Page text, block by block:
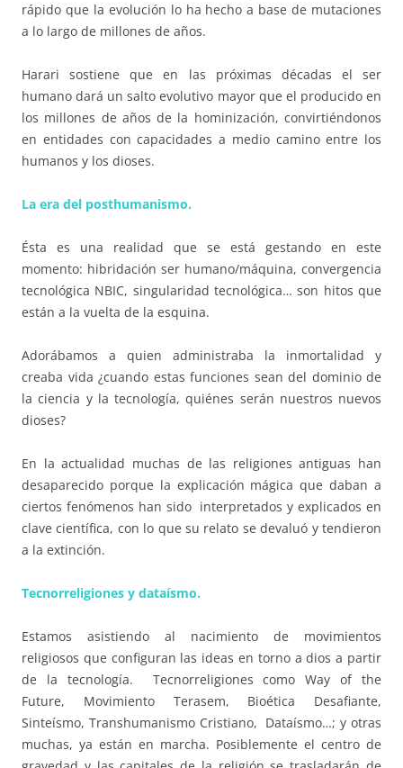
rápido que la evolución lo ha hecho a base de mutaciones
a lo largo de millones de años.
Harari sostiene que en las próximas décadas el ser
humano dará un salto evolutivo mayor que el producido en
los millones de años de la hominización, convirtiéndonos
en entidades con capacidades a medio camino entre los
humanos y los dioses.
La era del posthumanismo.
Ésta es una realidad que se está gestando en este
momento: hibridación ser humano/máquina, convergencia
tecnológica NBIC, singularidad tecnológica… son hitos que
están a la vuelta de la esquina.
Adorábamos a quien administraba la inmortalidad y
creaba vida ¿cuando estas funciones sean del dominio de
la ciencia y la tecnología, quiénes serán nuestros nuevos
dioses?
En la actualidad muchas de las religiones antiguas han
desaparecido porque la explicación mágica que daban a
ciertos fenómenos han sido interpretados y explicados en
clave científica, con lo que su relato se devaluó y tendieron
a la extinción.
Tecnorreligiones y dataísmo.
Estamos asistiendo al nacimiento de movimientos
religiosos que configuran las ideas en torno a dios a partir
de la tecnología. Tecnorreligiones como Way of the
Future, Movimiento Terasem, Bioética Desafiante,
Sinteísmo, Transhumanismo Cristiano, Dataísmo…; y otras
muchas, ya están en marcha. Posiblemente el centro de